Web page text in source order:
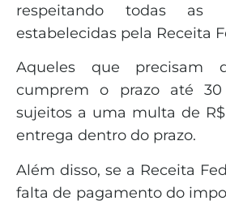
respeitando todas as
estabelecidas pela Receita
Aqueles que precisam
cumprem o prazo até
sujeitos a uma multa de
entrega dentro do prazo.
Além disso, se a Receita
falta de pagamento do